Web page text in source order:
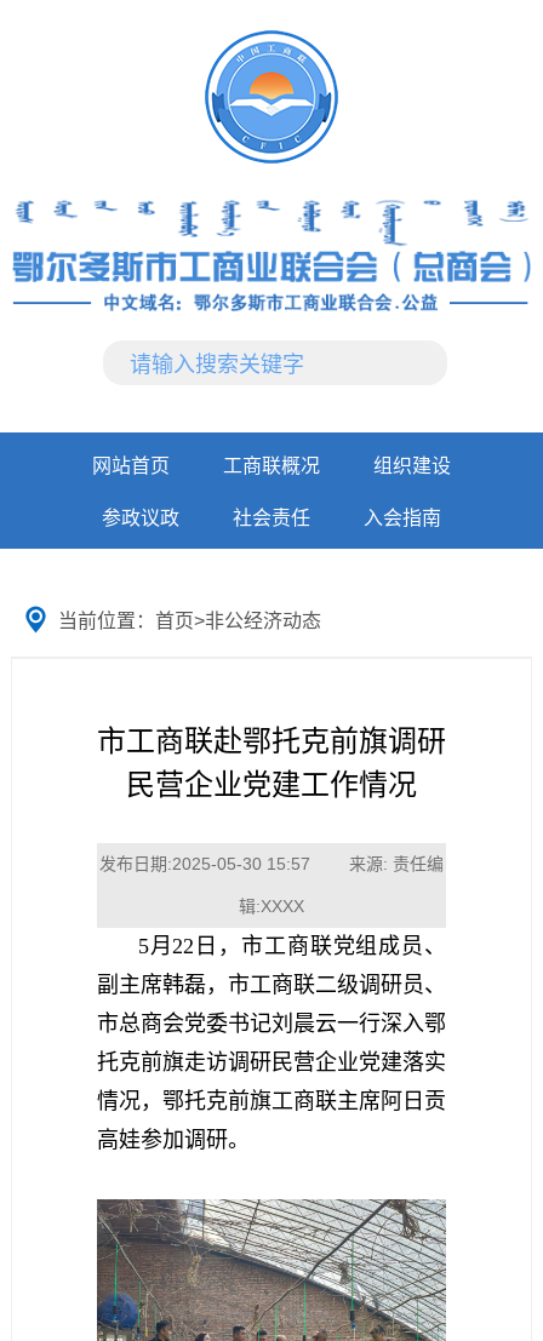
网站首页 工商联概况 组织建设
参政议政 社会责任 入会指南
当前位置： 首页>非公经济动态
市工商联赴鄂托克前旗调研
民营企业党建工作情况
发布日期:2025-05-30 15:57 来源: 责任编
辑:XXXX
5月22日，市工商联党组成员、
副主席韩磊，市工商联二级调研员、
市总商会党委书记刘晨云一行深入鄂
托克前旗走访调研民营企业党建落实
情况，鄂托克前旗工商联主席阿日贡
高娃参加调研。